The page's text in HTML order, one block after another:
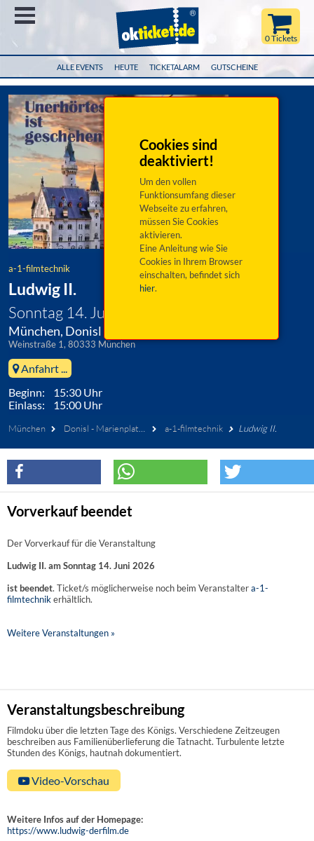
ALLE EVENTS HEUTE TICKETALARM GUTSCHEINE
0 Tickets
Cookies sind
deaktiviert!
Um den vollen
Funktionsumfang dieser
Webseite zu erfahren,
müssen Sie Cookies
aktivieren.
Eine Anleitung wie Sie
Cookies in Ihrem Browser
einschalten, befindet sich
hier.
a-1-filmtechnik
Ludwig II.
Sonntag 14. Juni 2026
München, Donisl - Marienplatz-Saal
Weinstraße 1, 80333 München
Anfahrt ...
Beginn: 15:30 Uhr
Einlass: 15:00 Uhr
München Donisl - Marienplatz-Saal a-1-filmtechnik Ludwig II.
Vorverkauf beendet
Der Vorverkauf für die Veranstaltung
Ludwig II. am Sonntag 14. Juni 2026
ist beendet. Ticket/s möglicherweise noch beim Veranstaltera-1-
filmtechnikerhältlich.
Weitere Veranstaltungen »
Veranstaltungsbeschreibung
Filmdoku über die letzten Tage des Königs. Verschiedene Zeitzeugen
beschreiben aus Familienüberlieferung die Tatnacht. Turbulente letzte
Stunden des Königs, hautnah dokumentiert.
Video-Vorschau
Weitere Infos auf der Homepage:
https://www.ludwig-derfilm.de